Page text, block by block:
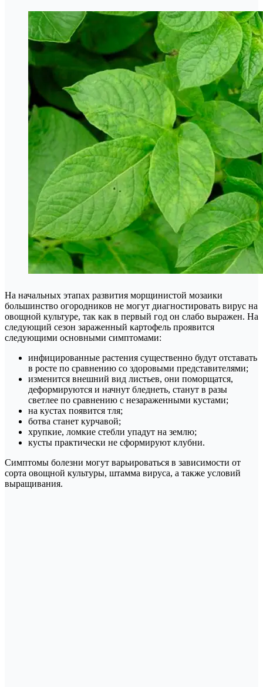
На начальных этапах развития морщинистой мозаики
большинство огородников не могут диагностировать вирус на
овощной культуре, так как в первый год он слабо выражен. На
следующий сезон зараженный картофель проявится
следующими основными симптомами:
инфицированные растения существенно будут отставать
в росте по сравнению со здоровыми представителями;
изменится внешний вид листьев, они поморщатся,
деформируются и начнут бледнеть, станут в разы
светлее по сравнению с незараженными кустами;
на кустах появится тля;
ботва станет курчавой;
хрупкие, ломкие стебли упадут на землю;
кусты практически не сформируют клубни.
Симптомы болезни могут варьироваться в зависимости от
сорта овощной культуры, штамма вируса, а также условий
выращивания.